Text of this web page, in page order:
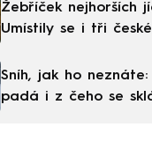
Žebříček nejhorších
Umístily se i tři
Sníh, jak ho neznáte:
padá i z čeho se